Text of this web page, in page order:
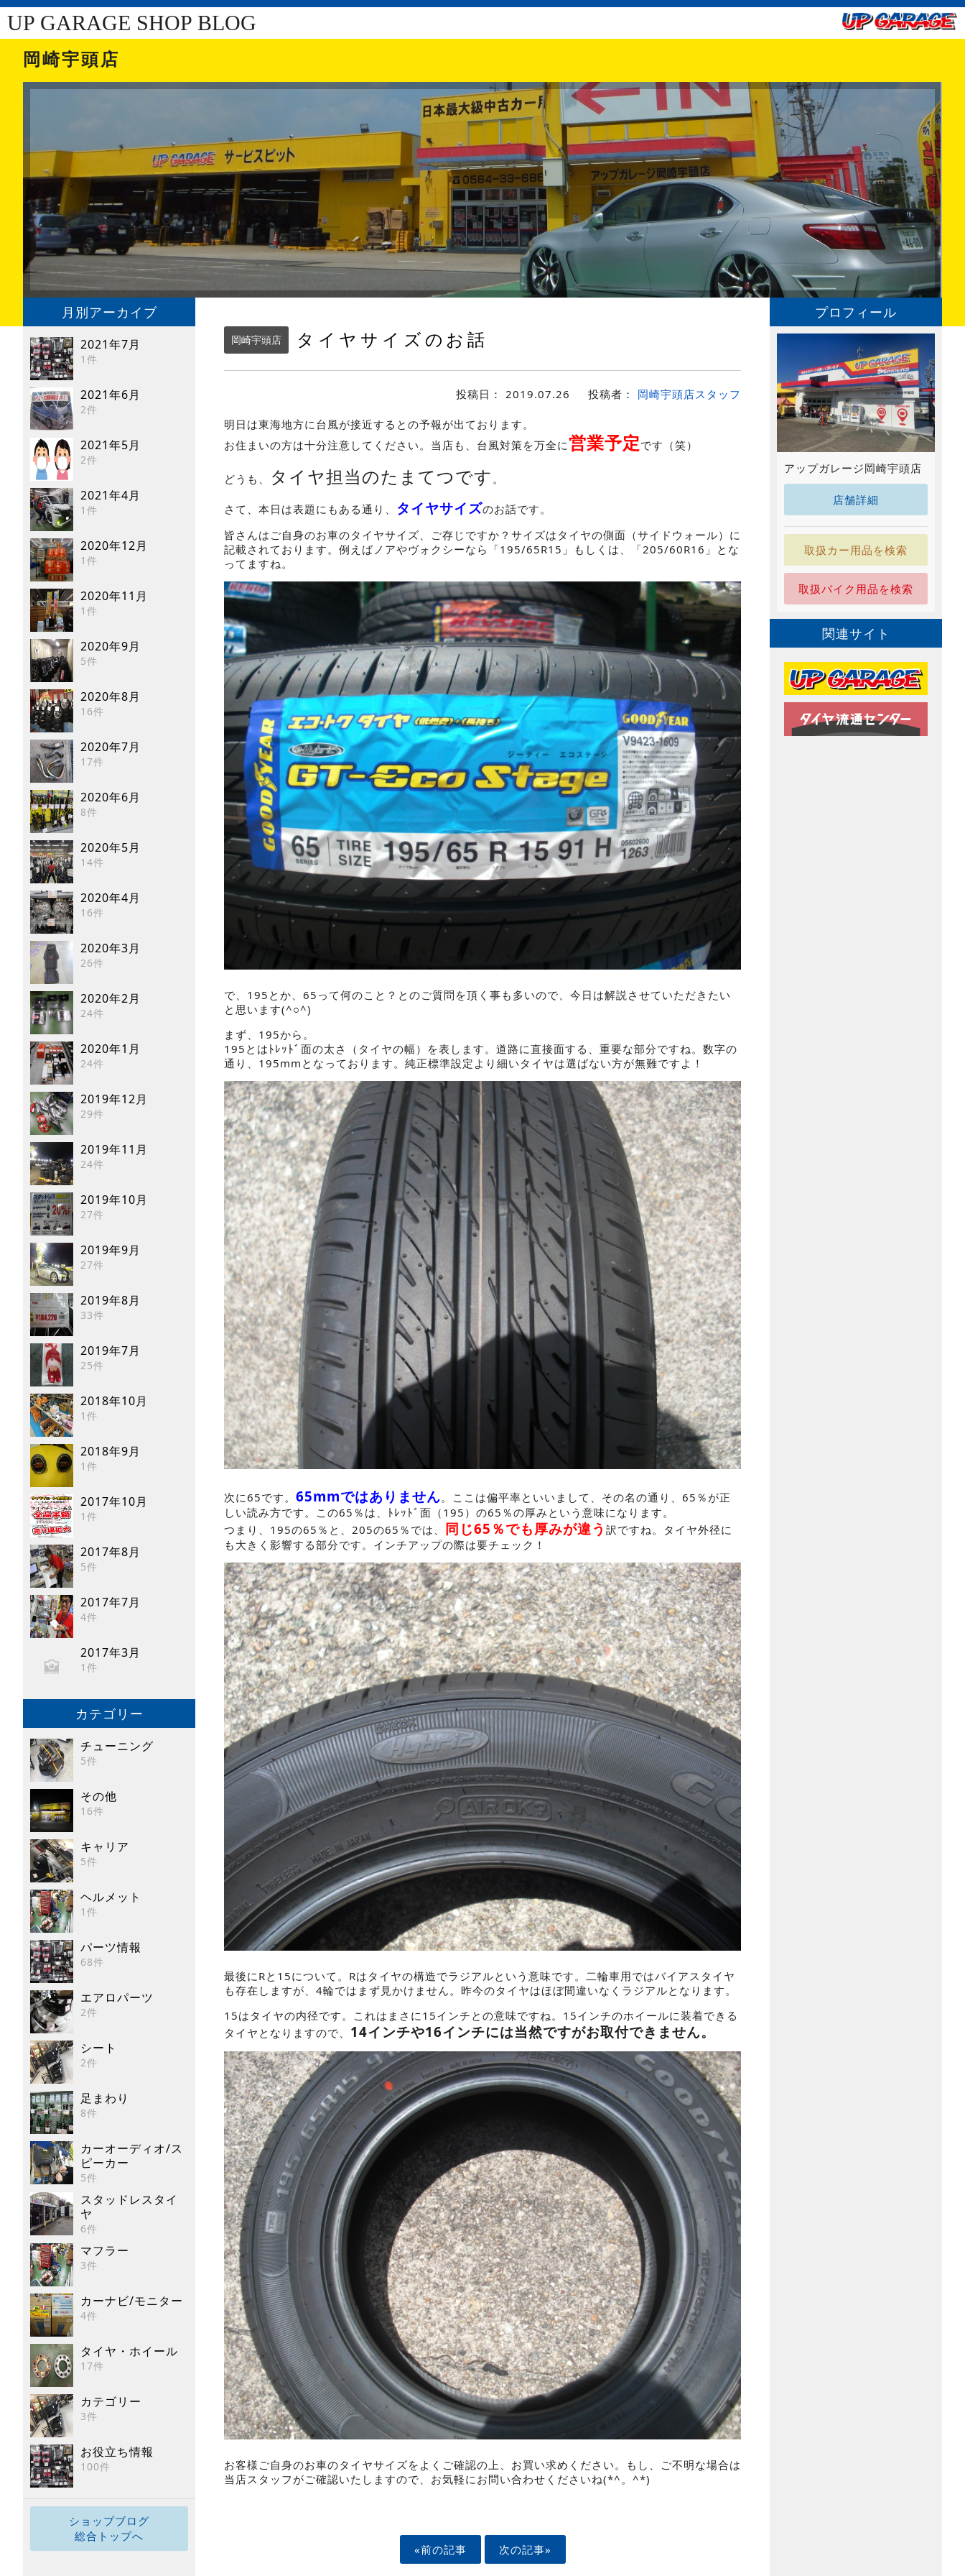
UP GARAGE SHOP BLOG
岡崎宇頭店
月別アーカイブ
2021年7月
1件
2021年6月
2件
2021年5月
2件
2021年4月
1件
2020年12月
1件
2020年11月
1件
2020年9月
5件
2020年8月
16件
2020年7月
17件
2020年6月
8件
2020年5月
14件
2020年4月
16件
2020年3月
26件
2020年2月
24件
2020年1月
24件
2019年12月
29件
2019年11月
24件
2019年10月
27件
2019年9月
27件
2019年8月
33件
2019年7月
25件
2018年10月
1件
2018年9月
1件
2017年10月
1件
2017年8月
5件
2017年7月
4件
2017年3月
1件
カテゴリー
チューニング
5件
その他
16件
キャリア
5件
ヘルメット
1件
パーツ情報
68件
エアロパーツ
2件
シート
2件
足まわり
8件
カーオーディオ/ス
ピーカー
5件
スタッドレスタイ
ヤ
6件
マフラー
3件
カーナビ/モニター
4件
タイヤ・ホイール
17件
カテゴリー
3件
お役立ち情報
100件
ショップブログ
総合トップへ
岡崎宇頭店 タイヤサイズのお話
投稿日： 2019.07.26 投稿者： 岡崎宇頭店スタッフ
明日は東海地方に台風が接近するとの予報が出ております。
お住まいの方は十分注意してください。当店も、台風対策を万全に営業予定です（笑）
どうも、 タイヤ担当のたまてつです 。
さて、本日は表題にもある通り、 タイヤサイズのお話です。
皆さんはご自身のお車のタイヤサイズ、ご存じですか？サイズはタイヤの側面（サイドウォール）に
記載されております。例えばノアやヴォクシーなら「195/65R15」もしくは、「205/60R16」とな
ってますね。
で、195とか、65って何のこと？とのご質問を頂く事も多いので、今日は解説させていただきたい
と思います(^○^)
まず、195から。
195とはﾄﾚｯﾄﾞ面の太さ（タイヤの幅）を表します。道路に直接面する、重要な部分ですね。数字の
通り、195mmとなっております。純正標準設定より細いタイヤは選ばない方が無難ですよ！
次に65です。 65mmではありません。ここは偏平率といいまして、その名の通り、65％が正
しい読み方です。この65％は、ﾄﾚｯﾄﾞ面（195）の65％の厚みという意味になります。
つまり、195の65％と、205の65％では、 同じ65％でも厚みが違う 訳ですね。タイヤ外径に
も大きく影響する部分です。インチアップの際は要チェック！
最後にRと15について。Rはタイヤの構造でラジアルという意味です。二輪車用ではバイアスタイヤ
も存在しますが、4輪ではまず見かけません。昨今のタイヤはほぼ間違いなくラジアルとなります。
15はタイヤの内径です。これはまさに15インチとの意味ですね。15インチのホイールに装着できる
タイヤとなりますので、 14インチや16インチには当然ですがお取付できません。
お客様ご自身のお車のタイヤサイズをよくご確認の上、お買い求めください。もし、ご不明な場合は
当店スタッフがご確認いたしますので、お気軽にお問い合わせくださいね(*^。^*)
«前の記事 次の記事»
プロフィール
アップガレージ岡崎宇頭店
店舗詳細
取扱カー用品を検索
取扱バイク用品を検索
関連サイト